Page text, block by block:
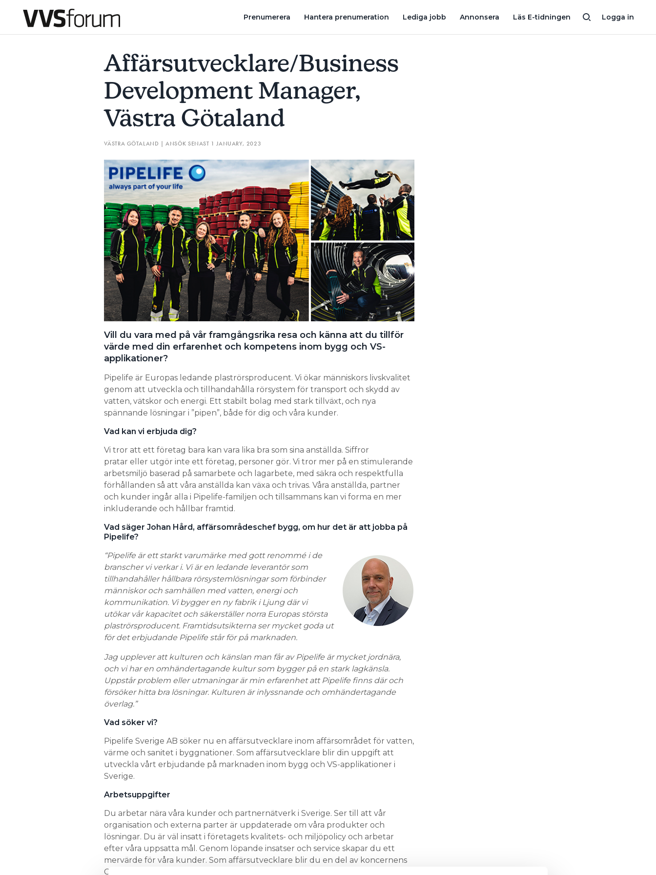
Logga in
Prenumerera Hantera prenumeration Lediga jobb Annonsera Läs E-tidningen
Prenumerera
Hantera prenumeration
Läs E-tidningen
Information om GDPR
Affärsutvecklare/Business
Development Manager,
Västra Götaland
VÄSTRA GÖTALAND | ANSÖK SENAST 1 JANUARY, 2023
Vill du vara med på vår framgångsrika resa och känna att du tillför
värde med din erfarenhet och kompetens inom bygg och VS-
applikationer?
Pipelife är Europas ledande plaströrsproducent. Vi ökar människors livskvalitet
genom att utveckla och tillhandahålla rörsystem för transport och skydd av
vatten, vätskor och energi. Ett stabilt bolag med stark tillväxt, och nya
spännande lösningar i ”pipen”, både för dig och våra kunder.
Vad kan vi erbjuda dig?
Vi tror att ett företag bara kan vara lika bra som sina anställda. Siffror
pratar eller utgör inte ett företag, personer gör. Vi tror mer på en stimulerande
arbetsmiljö baserad på samarbete och lagarbete, med säkra och respektfulla
förhållanden så att våra anställda kan växa och trivas. Våra anställda, partner
och kunder ingår alla i Pipelife-familjen och tillsammans kan vi forma en mer
inkluderande och hållbar framtid.
Vad säger Johan Hård, affärsområdeschef bygg, om hur det är att jobba på
Pipelife?
“Pipelife är ett starkt varumärke med gott renommé i de
branscher vi verkar i. Vi är en ledande leverantör som
tillhandahåller hållbara rörsystemlösningar som förbinder
människor och samhällen med vatten, energi och
kommunikation. Vi bygger en ny fabrik i Ljung där vi
utökar vår kapacitet och säkerställer norra Europas största
plaströrsproducent. Framtidsutsikterna ser mycket goda ut
för det erbjudande Pipelife står förpå marknaden.
Jag upplever att kulturen och känslan man får av Pipelife är mycket jordnära,
och vi har en omhändertagande kultur som bygger på en stark lagkänsla.
Uppstår problem eller utmaningar är min erfarenhet att Pipelife finns där och
försöker hitta bra lösningar. Kulturen är inlyssnande och omhändertagande
överlag.”
Vad söker vi?
Pipelife Sverige AB söker nu en affärsutvecklare inom affärsområdet för vatten,
värme och sanitet i byggnationer. Som affärsutvecklare blir din uppgift att
utveckla vårt erbjudande på marknaden inom bygg och VS-applikationer i
Sverige.
Arbetsuppgifter
Du arbetar nära våra kunder och partnernätverk i Sverige. Ser till att vår
organisation och externa parter är uppdaterade om våra produkter och
lösningar. Du är väl insatt i företagets kvalitets- och miljöpolicy och arbetar
efter våra uppsatta mål. Genom löpande insatser och service skapar du ett
mervärde för våra kunder. Som affärsutvecklare blir du en del av koncernens
Category Management och rapporterar till affärsområdeschef för bygg.
AFFÄRSUTVECKLARE/BUSINESS DEVELOPMENT MANAGER, VÄSTRA GÖTALAND